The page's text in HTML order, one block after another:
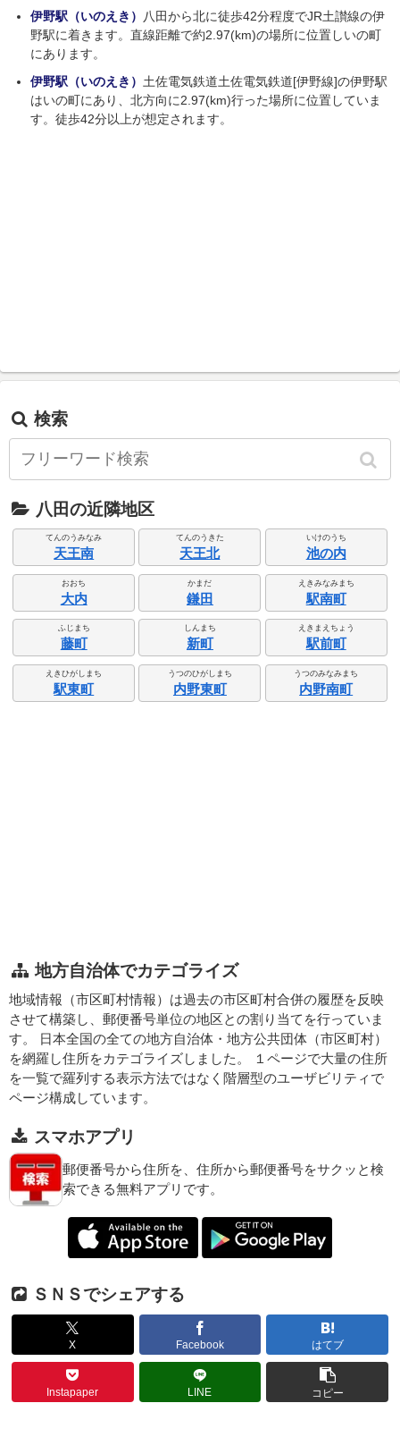
伊野駅（いのえき）
八田から北に徒歩42分程度でJR土讃線の伊
野駅に着きます。直線距離で約2.97(km)の場所に位置しいの町
にあります。
伊野駅（いのえき） 土佐電気鉄道土佐電気鉄道[伊野線]の伊野駅
はいの町にあり、北方向に2.97(km)行った場所に位置していま
す。徒歩42分以上が想定されます。
検索
八田の近隣地区
てんのうみなみ
天王南
てんのうきた
天王北
いけのうち
池の内
おおち
大内
かまだ
鎌田
えきみなみまち
駅南町
ふじまち
藤町
しんまち
新町
えきまえちょう
駅前町
えきひがしまち
駅東町
うつのひがしまち
内野東町
うつのみなみまち
内野南町
地方自治体でカテゴライズ
地域情報（市区町村情報）は過去の市区町村合併の履歴を反映
させて構築し、郵便番号単位の地区との割り当てを行っていま
す。 日本全国の全ての地方自治体・地方公共団体（市区町村）
を網羅し住所をカテゴライズしました。 １ページで大量の住所
を一覧で羅列する表示方法ではなく階層型のユーザビリティで
ページ構成しています。
スマホアプリ
郵便番号から住所を、住所から郵便番号をサクッと検
索できる無料アプリです。
ＳＮＳでシェアする
X Facebook はてブ
Instapaper LINE コピー